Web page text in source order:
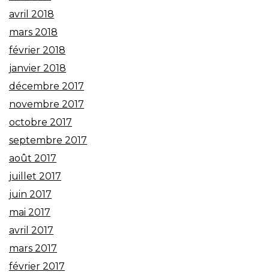
avril 2018
mars 2018
février 2018
janvier 2018
décembre 2017
novembre 2017
octobre 2017
septembre 2017
août 2017
juillet 2017
juin 2017
mai 2017
avril 2017
mars 2017
février 2017